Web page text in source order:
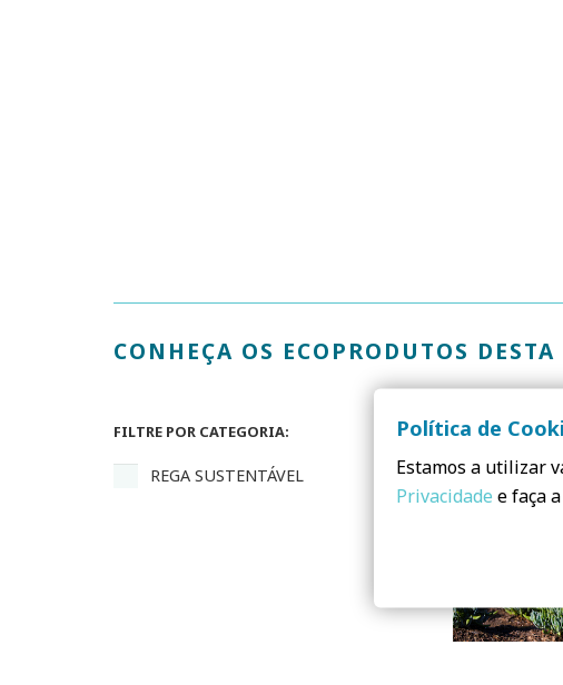
CONHEÇA OS ECOPRODUTOS DESTA
FILTRE POR CATEGORIA:
REGA SUSTENTÁVEL
Política de
Estamos a utilizar
Privacidade e faça